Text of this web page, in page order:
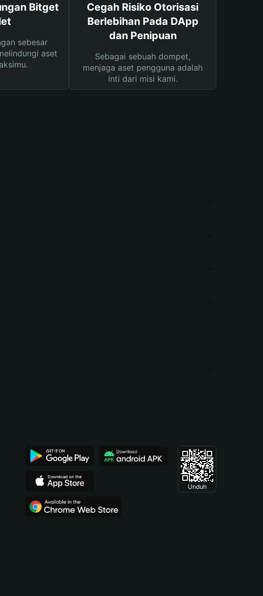
Bitget
sebesar
aset
Cegah Risiko Otorisasi
Berlebihan Pada DApp
dan Penipuan
Sebagai sebuah dompet,
menjaga aset pengguna adalah
inti dari misi kami.
Unduh